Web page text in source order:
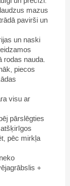
mazus
pavirši un
un naski
rodas nauda.
piecos
visu ar
pārslēgties
pēc mirkļa
+